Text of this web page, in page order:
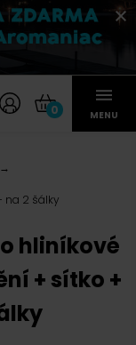
0 MENU
na 2 šálky
hliníkové
+ sítko +